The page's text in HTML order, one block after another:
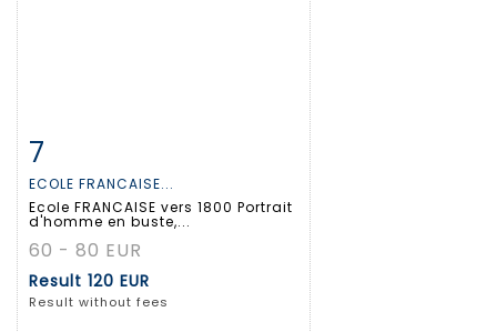
7
ECOLE FRANCAISE...
Ecole FRANCAISE vers 1800 Portrait
d'homme en buste,...
60 - 80 EUR
Result 120 EUR
Result without fees